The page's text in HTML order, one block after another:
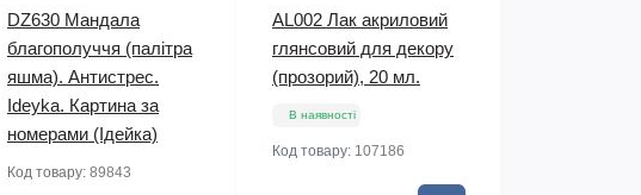
DZ630 Мандала
благополуччя (палітра
яшма). Антистрес.
Ideyka. Картина за
номерами (Ідейка)
Код товару: 89843
AL002 Лак акриловий
глянсовий для декору
(прозорий), 20 мл.
В наявності
Код товару: 107186